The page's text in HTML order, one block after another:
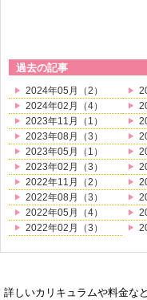
過去の記事
2024年05月（2）
2024年02月（4）
2023年11月（1）
2023年08月（3）
2023年05月（1）
2023年02月（3）
2022年11月（2）
2022年08月（3）
2022年05月（4）
2022年02月（3）
詳しいカリキュラムや料金な